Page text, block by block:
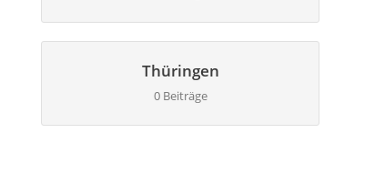
Thüringen
0 Beiträge